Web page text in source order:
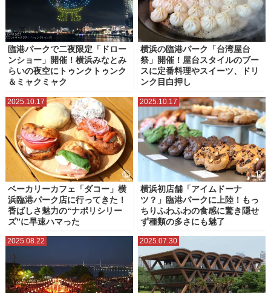
臨港パークで二夜限定「ドロー
ンショー」開催！横浜みなとみ
らいの夜空にトゥンクトゥンク
＆ミャクミャク
横浜の臨港パーク「台湾屋台
祭」開催！屋台スタイルのブー
スに定番料理やスイーツ、ドリ
ンク目白押し
2025.10.17
ベーカリーカフェ「ダコー」横
浜臨港パーク店に行ってきた！
香ばしさ魅力の“ナポリシリー
ズ”に早速ハマった
2025.10.17
横浜初店舗「アイムドーナ
ツ？」臨港パークに上陸！もっ
ちりふわふわの食感に驚き隠せ
ず種類の多さにも魅了
2025.08.22 2025.07.30